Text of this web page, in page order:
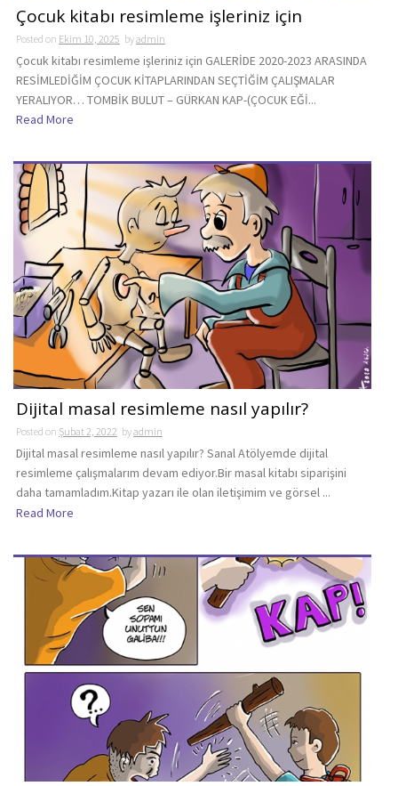
Çocuk kitabı resimleme işleriniz için
Posted on Ekim 10, 2025 byadmin
Çocuk kitabı resimleme işleriniz için GALERİDE 2020-2023 ARASINDA
RESİMLEDİĞİM ÇOCUK KİTAPLARINDAN SEÇTİĞİM ÇALIŞMALAR
YERALIYOR… TOMBİK BULUT – GÜRKAN KAP-(ÇOCUK EĞİ...
Read More
Dijital masal resimleme nasıl yapılır?
Posted on Şubat 2, 2022 byadmin
Dijital masal resimleme nasıl yapılır? Sanal Atölyemde dijital
resimleme çalışmalarım devam ediyor.Bir masal kitabı siparişini
daha tamamladım.Kitap yazarı ile olan iletişimim ve görsel ...
Read More